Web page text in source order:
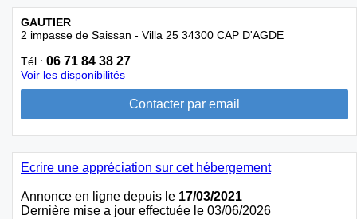
GAUTIER
2 impasse de Saissan - Villa 25 34300 CAP D'AGDE
Tél.: 06 71 84 38 27
Voir les disponibilités
Ecrire une appréciation sur cet hébergement
Annonce en ligne depuis le 17/03/2021
Dernière mise a jour effectuée le 03/06/2026